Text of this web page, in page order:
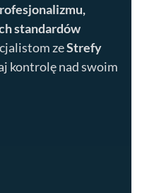
standardów
zeStrefy
kontrolę nad swoim